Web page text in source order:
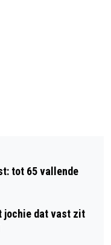
ZEIST
ONDER DE
tot 65 vallende
jochie dat vast zit